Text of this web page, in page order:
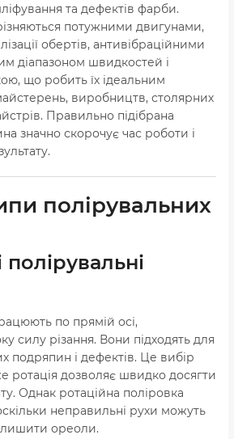
та дефектів фарби.
потужними двигунами,
обертів, антивібраційними
діапазоном швидкостей і
що робить їх ідеальним
виробництв, столярних
Правильно підібрана
значно скорочує час роботи і
полірувальних
полірувальні
по прямій осі,
силу різання. Вони підходять для
подряпин і дефектів. Це вибір
ротація дозволяє швидко досягти
Однак ротаційна поліровка
неправильні рухи можуть
ореоли.